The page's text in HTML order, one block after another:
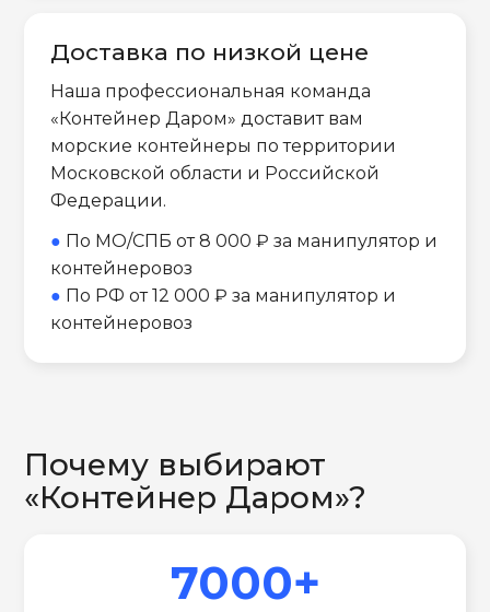
Доставка по низкой цене
Наша профессиональная команда
«Контейнер Даром» доставит вам
морские контейнеры по территории
Московской области и Российской
Федерации.
● По МО/СПБ от 8 000 ₽ за манипулятор и
контейнеровоз
● По РФ от 12 000 ₽ за манипулятор и
контейнеровоз
Почему выбирают
«Контейнер Даром»?
7000+